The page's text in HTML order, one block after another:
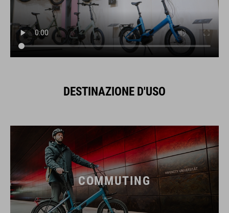
DESTINAZIONE D'USO
COMMUTING